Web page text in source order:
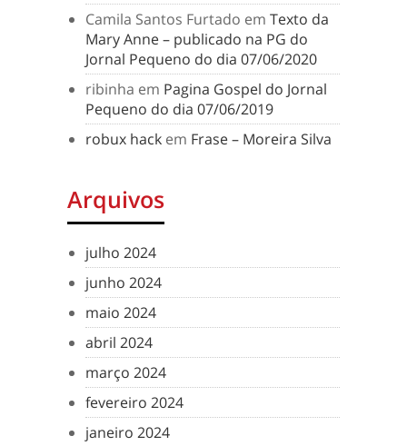
Camila Santos Furtado em Texto da
Mary Anne – publicado na PG do
Jornal Pequeno do dia 07/06/2020
ribinha em Pagina Gospel do Jornal
Pequeno do dia 07/06/2019
robux hack em Frase – Moreira Silva
Arquivos
julho 2024
junho 2024
maio 2024
abril 2024
março 2024
fevereiro 2024
janeiro 2024